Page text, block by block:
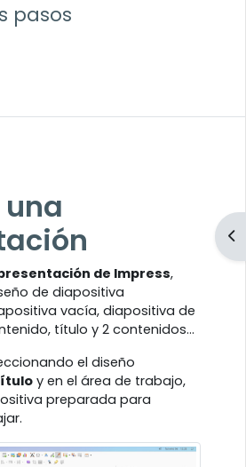
pasos
una
de Impress,
de diapositiva
vacía, diapositiva de
título y 2 contenidos...
el diseño
y en el área de trabajo,
preparada para